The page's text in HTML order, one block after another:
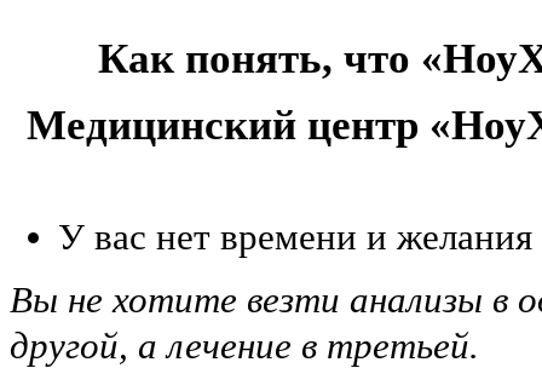
Как понять, что
Медицинский центр
У вас нет времени и
Вы не хотите везти анализы в
другой, а лечение в третьей.